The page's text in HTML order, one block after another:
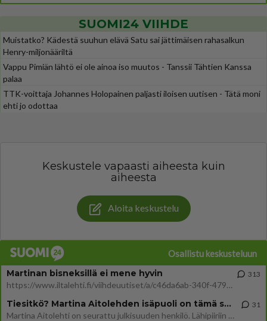
SUOMI24 VIIHDE
Muistatko? Kädestä suuhun elävä Satu sai jättimäisen rahasalkun
Henry-miljonääriltä
Vappu Pimiän lähtö ei ole ainoa iso muutos - Tanssii Tähtien Kanssa
palaa
TTK-voittaja Johannes Holopainen paljasti iloisen uutisen - Tätä moni
ehti jo odottaa
Keskustele vapaasti aiheesta kuin
aiheesta
Aloita keskustelu
Osallistu keskusteluun
Martinan bisneksillä ei mene hyvin
https://www.iltalehti.fi/viihdeuutiset/a/c46da6ab-340f-4790-aaa7-0865eed2336 Yrityksen konkurssihakemus on tullut kärä
313
Tiesitkö? Martina Aitolehden isäpuoli on tämä suosittu laulaja
Martina Aitolehti on seurattu julkisuuden henkilö. Lähipiiriin mahtuu muitakin tunnettuja henkilöitä. Tiesitkö, että Ma
31